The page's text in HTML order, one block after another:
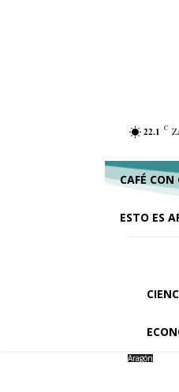
22.1 C
CAFÉ CON
ESTO ES
Aragón